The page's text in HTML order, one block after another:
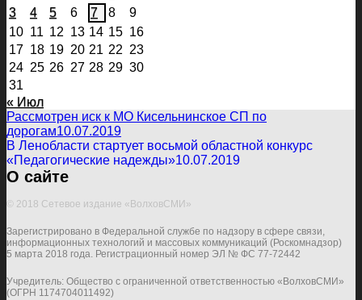
3
4 5 6 7 8
9
10 11 12 13 14 15 16
17 18 19 20 21 22 23
24 25 26 27 28 29 30
31
« Июл
Рассмотрен иск к МО Кисельнинское СП по
дорогам10.07.2019
В Ленобласти стартует восьмой областной конкурс
«Педагогические надежды»10.07.2019
О сайте
© 2018 Сетевое издание «ВолховСМИ»
Зарегистрировано в Федеральной службе по надзору в сфере связи,
информационных технологий и массовых коммуникаций (Роскомнадзор)
5 марта 2018 года. Регистрационный номер ЭЛ № ФС 77-72442
Учредитель: Общество с ограниченной ответственностью «ВолховСМИ»
(ОГРН 1174704011492)